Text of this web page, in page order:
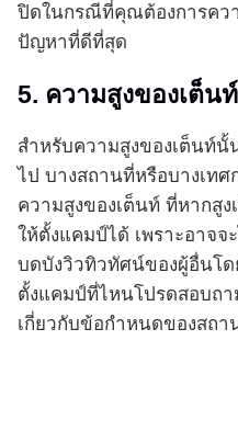
ปิดในกรณีที่คุณต้องการคว
ปัญหาที่ดีที่สุด
5. ความสูงของเต็นท์
สำหรับความสูงของเต็นท์
ไป บางสถานที่หรือบางเท
ความสูงของเต็นท์ ที่หากสู
ให้ตั้งแคมป์ได้ เพราะอาจจ
บดบังวิวทิวทัศน์ของผู้อื่นโด
ตั้งแคมป์ที่ไหนโปรดสอบถ
เกี่ยวกับข้อกำหนดของสถ